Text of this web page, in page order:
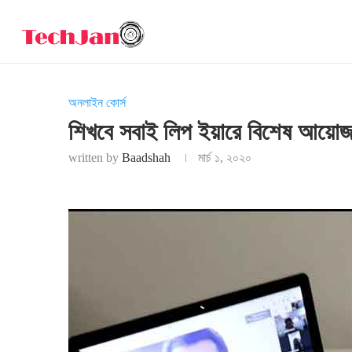
অনলাইন কোর্স
শিখবে সবাই লিপ ইয়ারে বিশেষ
written by Baadshah মার্চ ১, ২০২০